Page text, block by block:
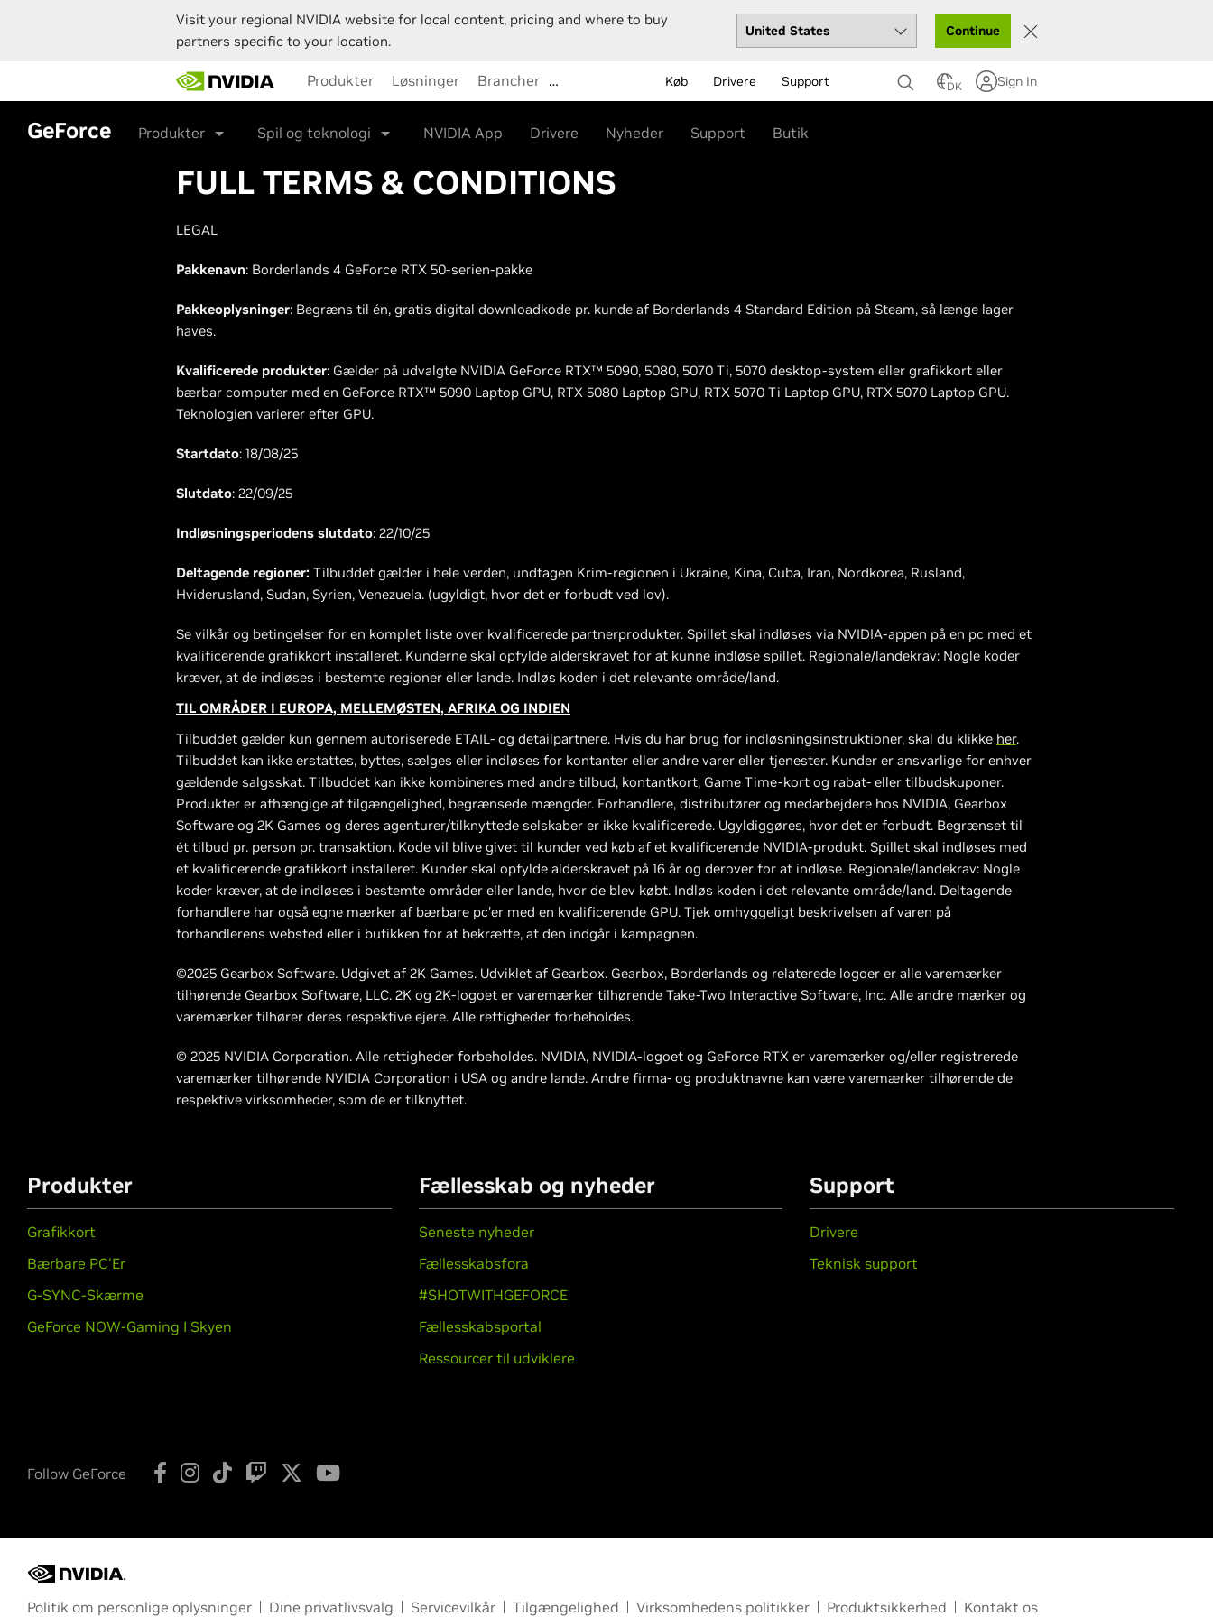
Visit your regional NVIDIA website for local content, pricing and where to buy
partners specific to your location.
Continue
main
content
Produkter Løsninger Brancher … Køb Drivere Support DK Sign In
GeForce Produkter Spil og teknologi NVIDIA App Drivere Nyheder Support Butik
FULL TERMS & CONDITIONS
LEGAL
Pakkenavn: Borderlands 4 GeForce RTX 50-serien-pakke
Pakkeoplysninger: Begræns til én, gratis digital downloadkode pr. kunde af Borderlands 4 Standard Edition på Steam, så længe lager
haves.
Kvalificerede produkter: Gælder på udvalgte NVIDIA GeForce RTX™ 5090, 5080, 5070 Ti, 5070 desktop-system eller grafikkort eller
bærbar computer med en GeForce RTX™ 5090 Laptop GPU, RTX 5080 Laptop GPU, RTX 5070 Ti Laptop GPU, RTX 5070 Laptop GPU.
Teknologien varierer efter GPU.
Startdato: 18/08/25
Slutdato: 22/09/25
Indløsningsperiodens slutdato: 22/10/25
Deltagende regioner: Tilbuddet gælder i hele verden, undtagen Krim-regionen i Ukraine, Kina, Cuba, Iran, Nordkorea, Rusland,
Hviderusland, Sudan, Syrien, Venezuela. (ugyldigt, hvor det er forbudt ved lov).
Se vilkår og betingelser for en komplet liste over kvalificerede partnerprodukter. Spillet skal indløses via NVIDIA-appen på en pc med et
kvalificerende grafikkort installeret. Kunderne skal opfylde alderskravet for at kunne indløse spillet. Regionale/landekrav: Nogle koder
kræver, at de indløses i bestemte regioner eller lande. Indløs koden i det relevante område/land.
TIL OMRÅDER I EUROPA, MELLEMØSTEN, AFRIKA OG INDIEN
Tilbuddet gælder kun gennem autoriserede ETAIL- og detailpartnere. Hvis du har brug for indløsningsinstruktioner, skal du klikke her.
Tilbuddet kan ikke erstattes, byttes, sælges eller indløses for kontanter eller andre varer eller tjenester. Kunder er ansvarlige for enhver
gældende salgsskat. Tilbuddet kan ikke kombineres med andre tilbud, kontantkort, Game Time-kort og rabat- eller tilbudskuponer.
Produkter er afhængige af tilgængelighed, begrænsede mængder. Forhandlere, distributører og medarbejdere hos NVIDIA, Gearbox
Software og 2K Games og deres agenturer/tilknyttede selskaber er ikke kvalificerede. Ugyldiggøres, hvor det er forbudt. Begrænset til
ét tilbud pr. person pr. transaktion. Kode vil blive givet til kunder ved køb af et kvalificerende NVIDIA-produkt. Spillet skal indløses med
et kvalificerende grafikkort installeret. Kunder skal opfylde alderskravet på 16 år og derover for at indløse. Regionale/landekrav: Nogle
koder kræver, at de indløses i bestemte områder eller lande, hvor de blev købt. Indløs koden i det relevante område/land. Deltagende
forhandlere har også egne mærker af bærbare pc'er med en kvalificerende GPU. Tjek omhyggeligt beskrivelsen af varen på
forhandlerens websted eller i butikken for at bekræfte, at den indgår i kampagnen.
©2025 Gearbox Software. Udgivet af 2K Games. Udviklet af Gearbox. Gearbox, Borderlands og relaterede logoer er alle varemærker
tilhørende Gearbox Software, LLC. 2K og 2K-logoet er varemærker tilhørende Take-Two Interactive Software, Inc. Alle andre mærker og
varemærker tilhører deres respektive ejere. Alle rettigheder forbeholdes.
© 2025 NVIDIA Corporation. Alle rettigheder forbeholdes. NVIDIA, NVIDIA-logoet og GeForce RTX er varemærker og/eller registrerede
varemærker tilhørende NVIDIA Corporation i USA og andre lande. Andre firma- og produktnavne kan være varemærker tilhørende de
respektive virksomheder, som de er tilknyttet.
Produkter
Grafikkort
Bærbare PC'Er
G-SYNC-Skærme
GeForce NOW-Gaming I Skyen
Fællesskab og nyheder
Seneste nyheder
Fællesskabsfora
#SHOTWITHGEFORCE
Fællesskabsportal
Ressourcer til udviklere
Support
Drivere
Teknisk support
Follow GeForce
Politik om personlige oplysninger Dine privatlivsvalg Servicevilkår Tilgængelighed Virksomhedens politikker Produktsikkerhed Kontakt os